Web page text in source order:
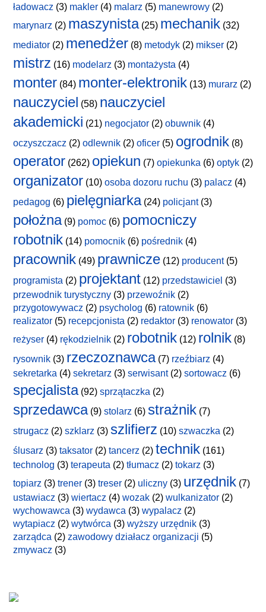
ładowacz (3) makler (4) malarz (5) manewrowy (2)
marynarz (2) maszynista(25) mechanik (32)
mediator (2) menedżer (8) metodyk (2) mikser (2)
mistrz (16) modelarz (3) montażysta (4)
monter (84) monter-elektronik (13) murarz (2)
nauczyciel (58) nauczyciel
akademicki (21) negocjator (2) obuwnik (4)
oczyszczacz (2) odlewnik (2) oficer (5) ogrodnik (8)
operator (262) opiekun (7) opiekunka (6) optyk (2)
organizator (10) osoba dozoru ruchu (3) palacz (4)
pedagog (6) pielęgniarka(24) policjant(3)
położna(9) pomoc (6) pomocniczy
robotnik (14) pomocnik (6) pośrednik (4)
pracownik (49) prawnicze (12) producent(5)
programista (2) projektant (12) przedstawiciel (3)
przewodnik turystyczny (3) przewoźnik (2)
przygotowywacz (2) psycholog (6) ratownik (6)
realizator (5) recepcjonista (2) redaktor (3) renowator (3)
reżyser (4) rękodzielnik (2) robotnik (12) rolnik (8)
rysownik (3) rzeczoznawca(7) rzeźbiarz (4)
sekretarka (4) sekretarz (3) serwisant(2) sortowacz (6)
specjalista(92) sprzątaczka (2)
sprzedawca(9) stolarz (6) strażnik (7)
strugacz (2) szklarz (3) szlifierz (10) szwaczka (2)
ślusarz (3) taksator (2) tancerz (2) technik (161)
technolog (3) terapeuta (2) tłumacz (2) tokarz (3)
topiarz (3) trener (3) treser (2) uliczny (3) urzędnik (7)
ustawiacz (3) wiertacz (4) wozak (2) wulkanizator (2)
wychowawca (3) wydawca (3) wypalacz (2)
wytapiacz (2) wytwórca (3) wyższy urzędnik (3)
zarządca (2) zawodowy działacz organizacji (5)
zmywacz (3)